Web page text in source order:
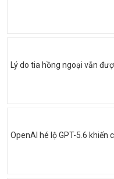
Lý do tia hồng ngoại vẫn
OpenAI hé lộ GPT-5.6 khiến